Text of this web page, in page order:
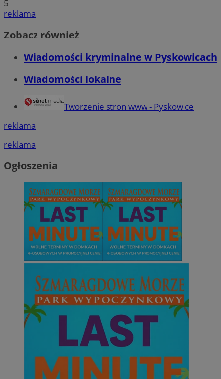
5
reklama
Zobacz również
Wiadomości kryminalne w Pyskowicach
Wiadomości lokalne
Tworzenie stron www - Pyskowice
reklama
reklama
Ogłoszenia